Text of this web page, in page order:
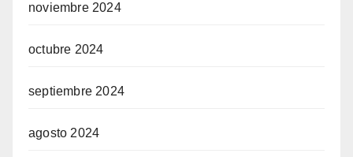
noviembre 2024
octubre 2024
septiembre 2024
agosto 2024